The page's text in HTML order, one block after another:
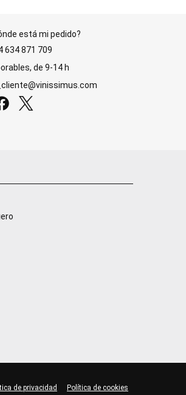
está mi pedido?
634 871 709
de 9-14 h
de privacidad Política de cookies